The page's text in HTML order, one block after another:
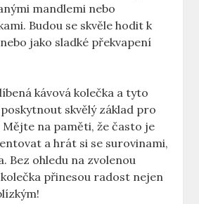
mandlemi nebo
Budou se skvěle hodit k
jako sladké překvapení
kávová kolečka a tyto
skvělý základ pro
na paměti, že často je
a hrát si se surovinami,
Bez ohledu na zvolenou
přinesou radost nejen